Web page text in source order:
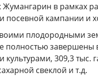
в рамках
посевной кампании и
плодородными
полностью завершены
309,3 тыс.
свеклой и т.д.